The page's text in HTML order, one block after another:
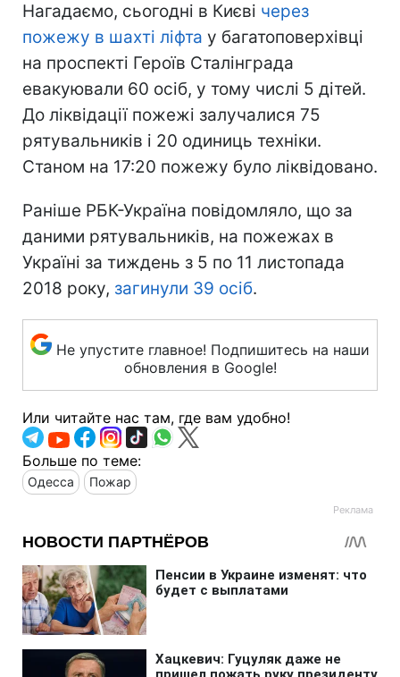
Нагадаємо, сьогодні в Києві через
пожежу в шахті ліфта у багатоповерхівці
на проспекті Героїв Сталінграда
евакуювали 60 осіб, у тому числі 5 дітей.
До ліквідації пожежі залучалися 75
рятувальників і 20 одиниць техніки.
Станом на 17:20 пожежу було ліквідовано.
Раніше РБК-Україна повідомляло, що за
даними рятувальників, на пожежах в
Україні за тиждень з 5 по 11 листопада
2018 року, загинули 39 осіб.
Не упустите главное! Подпишитесь на наши
обновления в Google!
Или читайте нас там, где вам удобно!
Больше по теме:
Одесса Пожар